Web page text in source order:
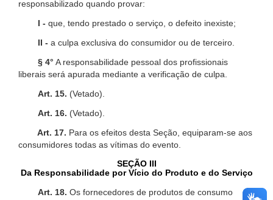
responsabilizado quando provar:
I - que, tendo prestado o serviço, o defeito inexiste;
II - a culpa exclusiva do consumidor ou de terceiro.
§ 4° A responsabilidade pessoal dos profissionais
liberais será apurada mediante a verificação de culpa.
Art. 15. (Vetado).
Art. 16. (Vetado).
Art. 17. Para os efeitos desta Seção, equiparam-se aos
consumidores todas as vítimas do evento.
SEÇÃO III
Da Responsabilidade por Vício do Produto e do Serviço
Art. 18. Os fornecedores de produtos de consumo